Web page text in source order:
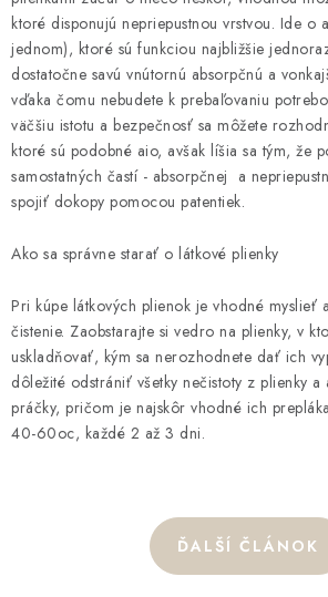
ktoré disponujú nepriepustnou vrstvou. Ide o
jednom), ktoré sú funkciou najbližšie
dostatočne savú vnútornú absorpčnú a
vďaka čomu nebudete k prebaľovaniu
väčšiu istotu a bezpečnosť sa môžete
ktoré sú podobné aio, avšak líšia sa tým, že
samostatných častí - absorpčnej a
spojiť dokopy pomocou patentiek.
Ako sa správne starať o látkové plienky
Pri kúpe látkových plienok je vhodné myslieť
čistenie. Zaobstarajte si vedro na plienky, v
uskladňovať, kým sa nerozhodnete dať ich
dôležité odstrániť všetky nečistoty z plienky
práčky, pričom je najskôr vhodné ich
40-60oc, každé 2 až 3 dni.
ĎALŠÍ ČLÁNOK